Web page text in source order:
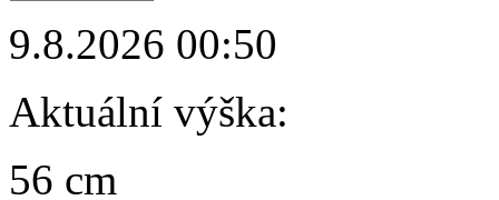
9.8.2026 00:50
Aktuální výška:
56 cm